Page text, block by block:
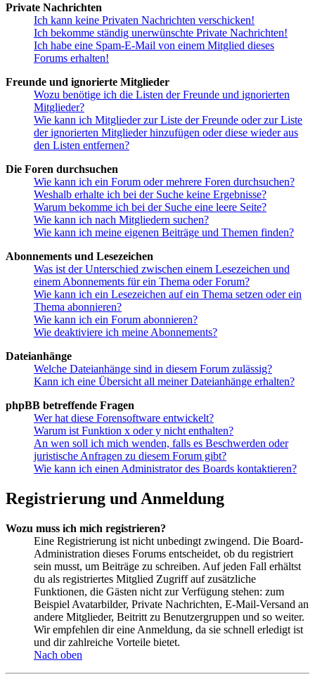
Private Nachrichten
Ich kann keine Privaten Nachrichten verschicken!
Ich bekomme ständig unerwünschte Private Nachrichten!
Ich habe eine Spam-E-Mail von einem Mitglied dieses
Forums erhalten!
Freunde und ignorierte Mitglieder
Wozu benötige ich die Listen der Freunde und ignorierten
Mitglieder?
Wie kann ich Mitglieder zur Liste der Freunde oder zur Liste
der ignorierten Mitglieder hinzufügen oder diese wieder aus
den Listen entfernen?
Die Foren durchsuchen
Wie kann ich ein Forum oder mehrere Foren durchsuchen?
Weshalb erhalte ich bei der Suche keine Ergebnisse?
Warum bekomme ich bei der Suche eine leere Seite?
Wie kann ich nach Mitgliedern suchen?
Wie kann ich meine eigenen Beiträge und Themen finden?
Abonnements und Lesezeichen
Was ist der Unterschied zwischen einem Lesezeichen und
einem Abonnements für ein Thema oder Forum?
Wie kann ich ein Lesezeichen auf ein Thema setzen oder ein
Thema abonnieren?
Wie kann ich ein Forum abonnieren?
Wie deaktiviere ich meine Abonnements?
Dateianhänge
Welche Dateianhänge sind in diesem Forum zulässig?
Kann ich eine Übersicht all meiner Dateianhänge erhalten?
phpBB betreffende Fragen
Wer hat diese Forensoftware entwickelt?
Warum ist Funktion x oder y nicht enthalten?
An wen soll ich mich wenden, falls es Beschwerden oder
juristische Anfragen zu diesem Forum gibt?
Wie kann ich einen Administrator des Boards kontaktieren?
Registrierung und Anmeldung
Wozu muss ich mich registrieren?
Eine Registrierung ist nicht unbedingt zwingend. Die Board-
Administration dieses Forums entscheidet, ob du registriert
sein musst, um Beiträge zu schreiben. Auf jeden Fall erhältst
du als registriertes Mitglied Zugriff auf zusätzliche
Funktionen, die Gästen nicht zur Verfügung stehen: zum
Beispiel Avatarbilder, Private Nachrichten, E-Mail-Versand an
andere Mitglieder, Beitritt zu Benutzergruppen und so weiter.
Wir empfehlen dir eine Anmeldung, da sie schnell erledigt ist
und dir zahlreiche Vorteile bietet.
Nach oben